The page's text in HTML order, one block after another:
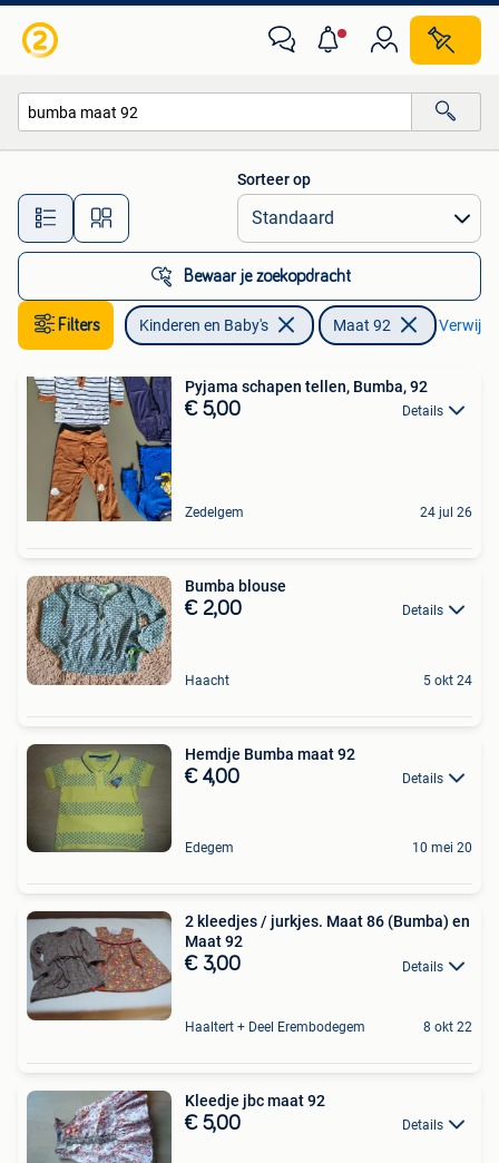
Alle afstanden…
Sorteer op
Bewaar je zoekopdracht
Filters Kinderen en Baby's Maat 92
Pyjama schapen tellen, Bumba, 92
€ 5,00 Details
Zedelgem 24 jul 26
Bumba blouse
€ 2,00 Details
Haacht 5 okt 24
Hemdje Bumba maat 92
€ 4,00 Details
Edegem 10 mei 20
2 kleedjes / jurkjes. Maat 86 (Bumba) en
Maat 92
€ 3,00 Details
Haaltert + Deel Erembodegem 8 okt 22
Kleedje jbc maat 92
€ 5,00 Details